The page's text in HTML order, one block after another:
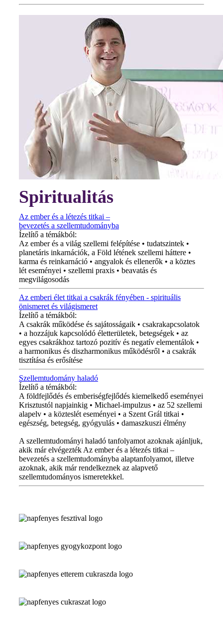
Spiritualitás
Az ember és a létezés titkai –
bevezetés a szellemtudományba
Ízelítő a témákból:
Az ember és a világ szellemi felépítése • tudatszintek •
planetáris inkarnációk, a Föld létének szellemi háttere •
karma és reinkarnáció • angyalok és ellenerők • a köztes
lét eseményei • szellemi praxis • beavatás és
megvilágosodás
Az emberi élet titkai a csakrák fényében - spirituális
önismeret és világismeret
Ízelítő a témákból:
A csakrák működése és sajátosságaik • csakrakapcsolatok
• a hozzájuk kapcsolódó életterületek, betegségek • az
egyes csakrákhoz tartozó pozitív és negatív elementálok •
a harmonikus és diszharmonikus működésről • a csakrák
tisztítása és erősítése
Szellemtudomány haladó
Ízelítő a témákból:
A földfejlődés és emberiségfejlődés kiemelkedő eseményei
Krisztustól napjainkig • Michael-impulzus • az 52 szellemi
alapelv • a közteslét eseményei • a Szent Grál titkai •
egészség, betegség, gyógyulás • damaszkuszi élmény
A szellemtudományi haladó tanfolyamot azoknak ajánljuk,
akik már elvégezték Az ember és a létezés titkai –
bevezetés a szellemtudományba alaptanfolyamot, illetve
azoknak, akik már rendelkeznek az alapvető
szellemtudományos ismeretekkel.